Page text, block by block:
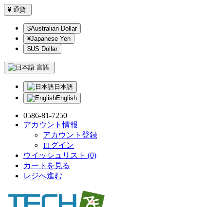
¥ 通貨
$Australian Dollar
¥Japanese Yen
$US Dollar
言語
日本語
English
0586-81-7250
アカウント情報
アカウント登録
ログイン
ウイッシュリスト (0)
カートを見る
レジへ進む